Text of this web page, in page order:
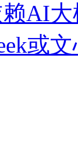
AI
或